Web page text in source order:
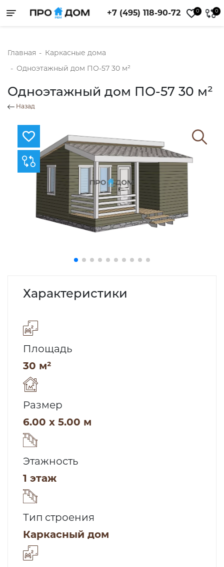
Toggle navigation +7 (495) 118-90-72 0 0
Главная - Каркасные дома
- Одноэтажный дом ПО-57 30 м²
Одноэтажный дом ПО-57 30 м²
Назад
Характеристики
Площадь
30 м²
Размер
6.00 x 5.00 м
Этажность
1 этаж
Тип строения
Каркасный дом